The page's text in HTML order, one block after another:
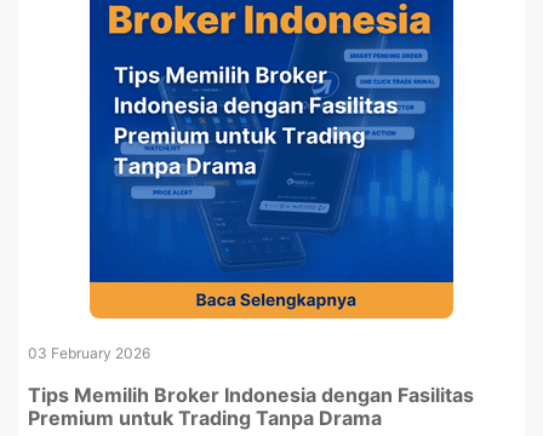
03 February 2026
Tips Memilih Broker Indonesia dengan Fasilitas
Premium untuk Trading Tanpa Drama